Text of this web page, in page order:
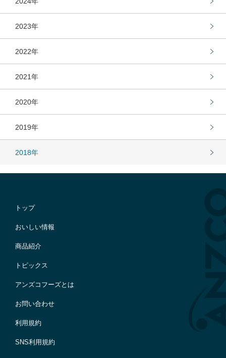
2023年
2022年
2021年
2020年
2019年
2018年
トップ
おいしい情報
商品紹介
トピックス
アンズコフーズとは
お問い合わせ
利用規約
SNS利用規約